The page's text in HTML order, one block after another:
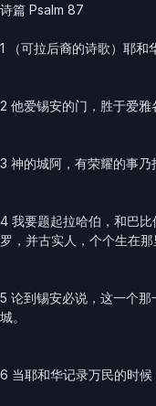
诗篇 Psalm 87
1 （可拉后裔的诗歌）耶和
2 他爱锡安的门，胜于爱雅
3 神的城阿，有荣耀的事乃
4 我要题起拉哈伯，和巴
罗，并古实人，个个生在那
5 论到锡安必说，这一个
城。
6 当耶和华记录万民的时候